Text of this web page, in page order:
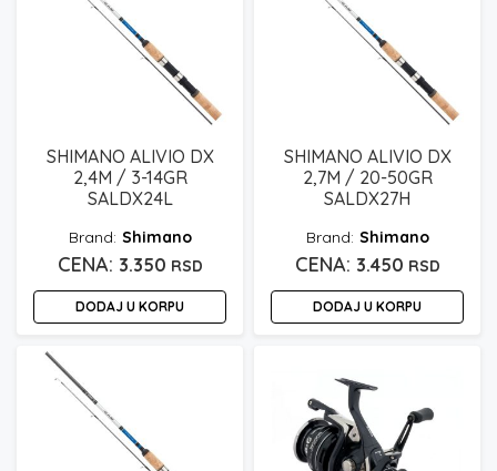
SHIMANO ALIVIO DX
2,4M / 3-14GR
SALDX24L
Shimano
3.350 RSD
DODAJ U KORPU
SHIMANO ALIVIO DX
2,7M / 20-50GR
SALDX27H
Shimano
3.450 RSD
DODAJ U KORPU